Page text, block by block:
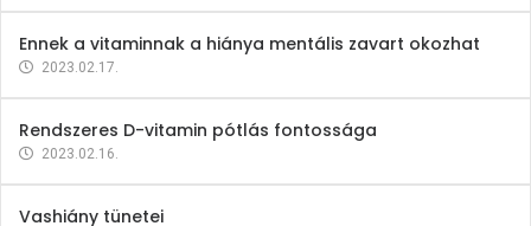
Ennek a vitaminnak a hiánya mentális zavart okozhat
2023.02.17.
Rendszeres D-vitamin pótlás fontossága
2023.02.16.
Vashiány tünetei